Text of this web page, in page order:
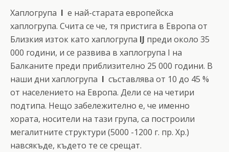
Хаплогрупа I е най-старата европейска
хаплогрупа. Счита се че, тя пристига в Европа от
Близкия изток като хаплогрупа IJ преди около 35
000 години, и се развива в хаплогрупа I на
Балканите преди приблизително 25 000 години. В
наши дни хаплогрупа I съставлява от 10 до 45 %
от населението на Европа. Дели се на четири
подтипа. Нещо забележително е, че именно
хората, носители на тази група, са построили
мегалитните структури (5000 -1200 г. пр. Хр.)
навсякъде, където те се срещат.